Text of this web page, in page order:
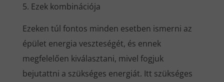
Ezek kombinációja
Ezeken túl fontos minden esetben ismerni az
épület energia veszteségét, és ennek
megfelelően kiválasztani, mivel fogjuk
bejutattni a szükséges energiát. Itt szükséges